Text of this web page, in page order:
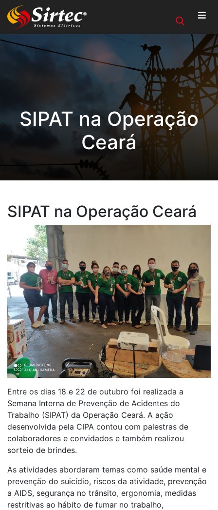
SIPAT na Operação
Ceará
SIPAT na Operação Ceará
Entre os dias 18 e 22 de outubro foi realizada a
Semana Interna de Prevenção de Acidentes do
Trabalho (SIPAT) da Operação Ceará. A ação
desenvolvida pela CIPA contou com palestras de
colaboradores e convidados e também realizou
sorteio de brindes.
As atividades abordaram temas como saúde mental e
prevenção do suicídio, riscos da atividade, prevenção
a AIDS, segurança no trânsito, ergonomia, medidas
restritivas ao hábito de fumar no trabalho,